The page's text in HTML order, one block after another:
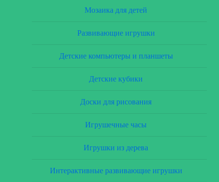
Мозаика для детей
Развивающие игрушки
Детские компьютеры и планшеты
Детские кубики
Доски для рисования
Игрушечные часы
Игрушки из дерева
Интерактивные развивающие игрушки